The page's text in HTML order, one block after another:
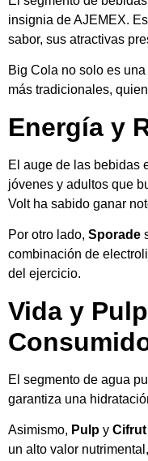
insignia de AJEMEX.
sabor, sus atractivas
Big Cola no solo es
más tradicionales,
Energía y
El auge de las bebidas
jóvenes y adultos que
Volt ha sabido ganar
Por otro lado, Sporade
combinación de
del ejercicio.
Vida y
El segmento de agua
garantiza una
Asimismo, Pulp y Cifrut
un alto valor